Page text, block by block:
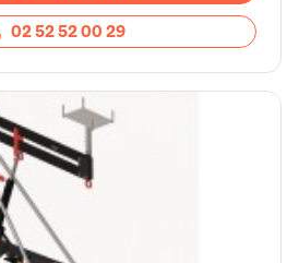
02 52 52 00 29